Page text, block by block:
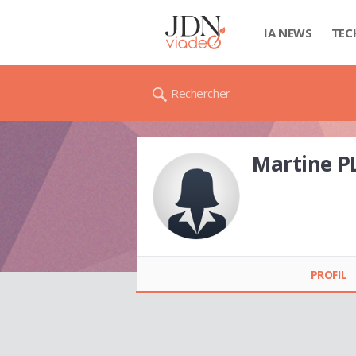
IA NEWS
Rechercher
Martine
PROFIL